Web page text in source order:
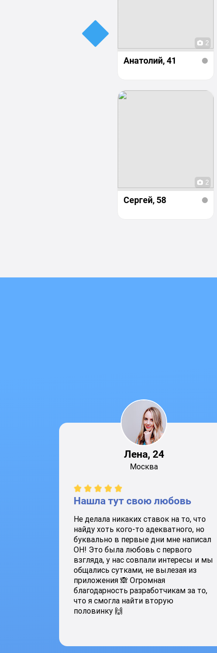
2
Анатолий, 41
2
Сергей, 58
Лена, 24
Москва
Нашла тут свою любовь
Не делала никаких ставок на то, что
найду хоть кого-то адекватного, но
буквально в первые дни мне написал
ОН! Это была любовь с первого
взгляда, у нас совпали интересы и мы
общались сутками, не вылезая из
приложения 🙈 Огромная
благодарность разработчикам за то,
что я смогла найти вторую
половинку 🙌